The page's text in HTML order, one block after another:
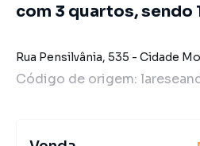
com 3 quartos, sendo
Rua Pensilvânia, 535 - Cidade
Código de origem: